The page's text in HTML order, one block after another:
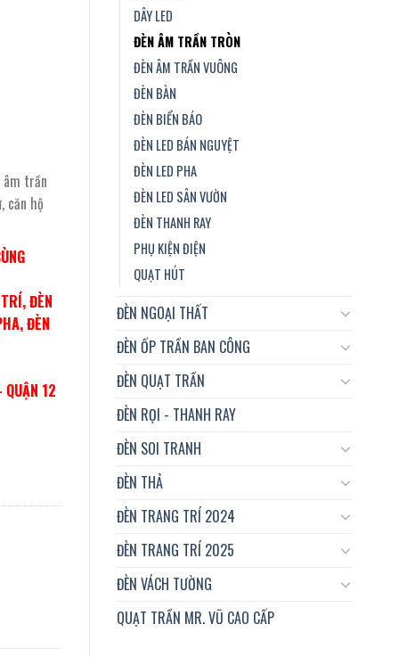
DÂY LED
ĐÈN ÂM TRẦN TRÒN
ĐÈN ÂM TRẦN VUÔNG
ĐÈN BÀN
ĐÈN BIỂN BÁO
ĐÈN LED BÁN NGUYỆT
ĐÈN LED PHA
ĐÈN LED SÂN VƯỜN
ĐÈN THANH RAY
PHỤ KIỆN ĐIỆN
QUẠT HÚT
ĐÈN NGOẠI THẤT
ĐÈN ỐP TRẦN BAN CÔNG
ĐÈN QUẠT TRẦN
ĐÈN RỌI - THANH RAY
ĐÈN SOI TRANH
ĐÈN THẢ
ĐÈN TRANG TRÍ 2024
ĐÈN TRANG TRÍ 2025
ĐÈN VÁCH TƯỜNG
QUẠT TRẦN MR. VŨ CAO CẤP
âm trần
căn hộ
ĐÈN
ĐÈN
12